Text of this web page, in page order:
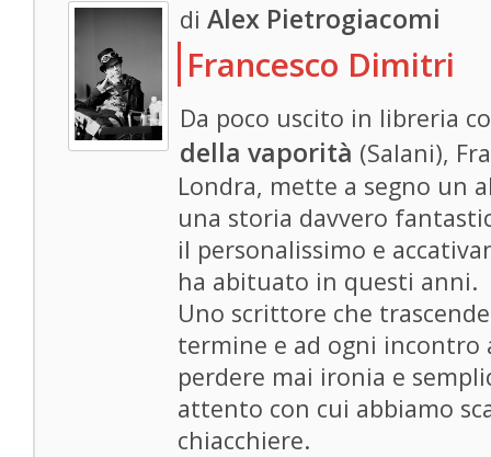
di Alex Pietrogiacomi
Francesco Dimitri
Da poco uscito in libreria
della vaporità (Salani),
Londra, mette a segno un
una storia davvero
il personalissimo e
ha abituato in questi anni.
Uno scrittore che
termine e ad ogni incontro
perdere mai ironia e
attento con cui abbiamo
chiacchiere.